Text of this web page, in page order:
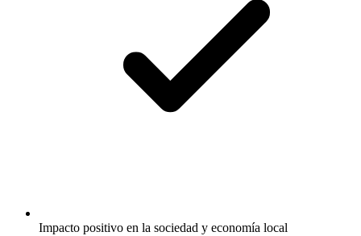
Impacto positivo en la sociedad y economía local